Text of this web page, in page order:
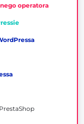
operatora